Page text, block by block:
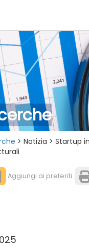
> Notizia > Startup
Aggiungi ai preferiti